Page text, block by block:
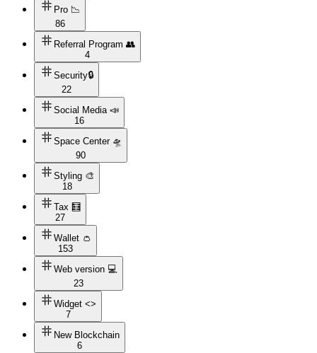
Pro 📉
86
Referral Program 👥
4
Security🔒
22
Social Media 📣
16
Space Center 🛸
90
Styling 🎨
18
Tax 🧮
27
Wallet 👛
153
Web version 💻
23
Widget <>
7
New Blockchain
6